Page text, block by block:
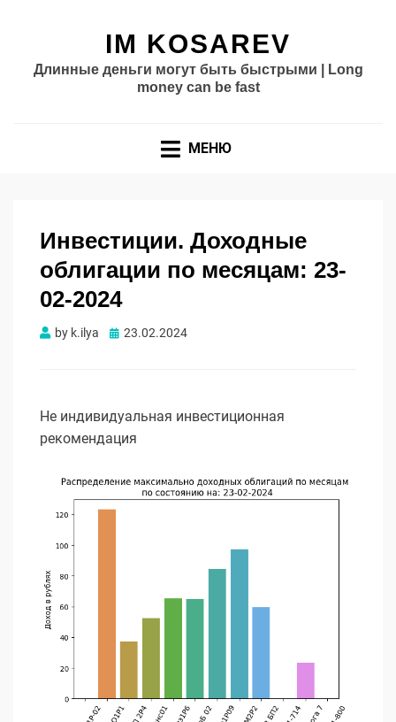
IM KOSAREV
Длинные деньги могут быть быстрыми | Long
money can be fast
МЕНЮ
Инвестиции. Доходные
облигации по месяцам: 23-
02-2024
by k.ilya Опубликовано
23.02.2024
Не индивидуальная инвестиционная
рекомендация